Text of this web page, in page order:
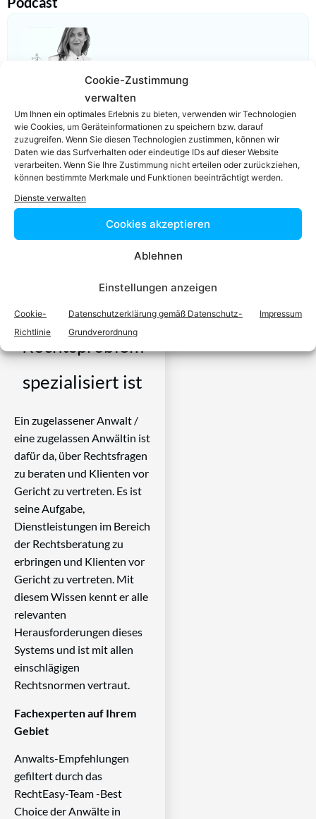
Cookie-Zustimmung
verwalten
Um Ihnen ein optimales Erlebnis zu bieten, verwenden wir Technologien
wie Cookies, um Geräteinformationen zu speichern bzw. darauf
zuzugreifen. Wenn Sie diesen Technologien zustimmen, können wir
Daten wie das Surfverhalten oder eindeutige IDs auf dieser Website
verarbeiten. Wenn Sie Ihre Zustimmung nicht erteilen oder zurückziehen,
können bestimmte Merkmale und Funktionen beeinträchtigt werden.
Dienste verwalten
Cookies akzeptieren
Ablehnen
Einstellungen anzeigen
Cookie-
Richtlinie
Datenschutzerklärung gemäß Datenschutz-
Grundverordnung
Impressum
Video-Podcast #69 Katharina Echerer – Verlagsleitung
Recht, Wirtschaft, Steuern facultas Verlag
Einfach in 3
Schritten einen
der auf Ihr
Rechtsproblem
spezialisiert ist
Ein zugelassener Anwalt /
eine zugelassen Anwältin ist
dafür da, über Rechtsfragen
zu beraten und Klienten vor
Gericht zu vertreten. Es ist
seine Aufgabe,
Dienstleistungen im Bereich
der Rechtsberatung zu
erbringen und Klienten vor
Gericht zu vertreten. Mit
diesem Wissen kennt er alle
relevanten
Herausforderungen dieses
Systems und ist mit allen
einschlägigen
Rechtsnormen vertraut.
Fachexperten auf Ihrem
Gebiet
Anwalts-Empfehlungen
gefiltert durch das
RechtEasy-Team -Best
Choice der Anwälte in